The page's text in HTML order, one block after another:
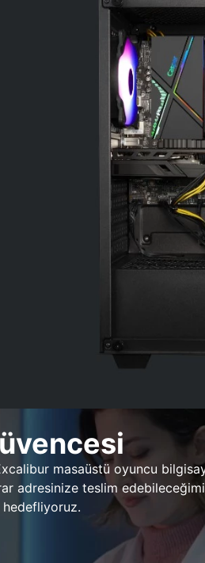
masaüstü oyuncu
adresinize teslim